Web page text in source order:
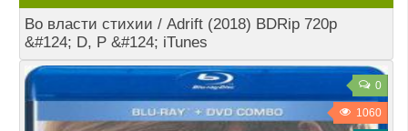
Во власти стихии / Adrift (2018) BDRip 720p
&#124; D, P &#124; iTunes
0
1060